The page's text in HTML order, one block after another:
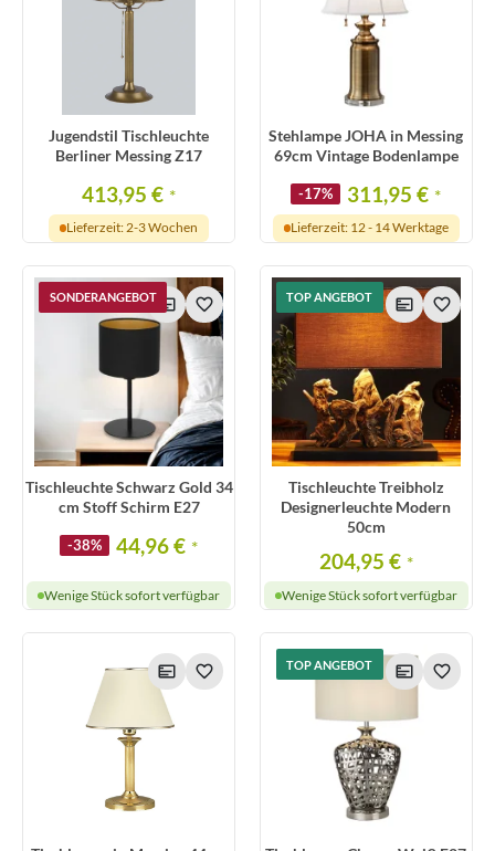
Jugendstil Tischleuchte
Berliner Messing Z17
413,95 € *
Lieferzeit: 2-3 Wochen
Stehlampe JOHA in Messing
69cm Vintage Bodenlampe
-17% 311,95 € *
Lieferzeit: 12 - 14 Werktage
SONDERANGEBOT
Tischleuchte Schwarz Gold 34
cm Stoff Schirm E27
-38% 44,96 € *
Wenige Stück sofort verfügbar
TOP ANGEBOT
Tischleuchte Treibholz
Designerleuchte Modern
50cm
204,95 € *
Wenige Stück sofort verfügbar
TOP ANGEBOT